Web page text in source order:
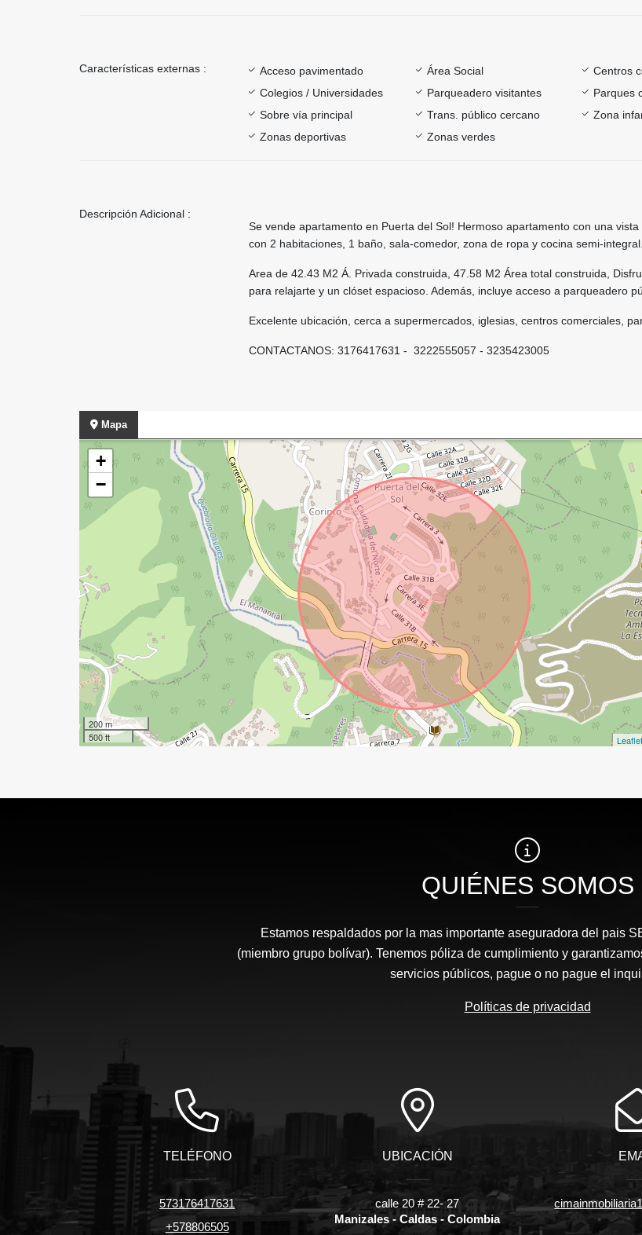
Características externas : Acceso pavimentado Área Social
Centros
Colegios / Universidades
Parqueadero visitantes
Parques
Sobre vía principal
Trans. público cercano
Zona
Zonas deportivas
Zonas verdes
Descripción Adicional :
Se vende apartamento en Puerta del Sol! Hermoso apartamento con una
con 2 habitaciones, 1 baño, sala-comedor, zona de ropa y cocina semi-integral.
Area de 42.43 M2 Á. Privada construida, 47.58 M2 Área total construida,
para relajarte y un clóset espacioso. Además, incluye acceso a parqueadero
Excelente ubicación, cerca a supermercados, iglesias, centros comerciales,
CONTACTANOS: 3176417631 - 3222555057 - 3235423005
Mapa
+
−
200 m
500 ft
Leaflet
QUIÉNES SOMOS
Estamos respaldados por la mas importante aseguradora del pais
(miembro grupo bolívar). Tenemos póliza de cumplimiento y
servicios públicos, pague o no pague el
Políticas de privacidad
TELÉFONO
573176417631
+578806505
UBICACIÓN
calle 20 # 22- 27
Manizales - Caldas - Colombia